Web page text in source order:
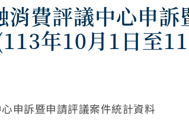
消費評議中心申
年10月1日至
申訴暨申請評議案件統計資料